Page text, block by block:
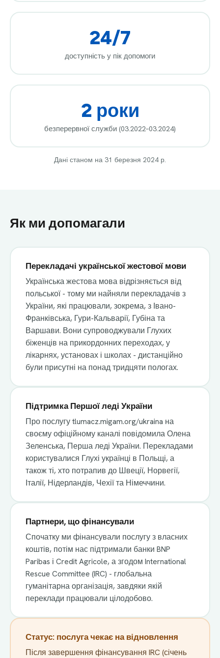
24/7
доступність у пік допомоги
2 роки
безперервної служби (03.2022–03.2024)
Дані станом на 31 березня 2024 р.
Як ми допомагали
Перекладачі української жестової мови
Українська жестова мова відрізняється від
польської - тому ми найняли перекладачів з
України, які працювали, зокрема, з Івано-
Франківська, Гури-Кальварії, Губіна та
Варшави. Вони супроводжували Глухих
біженців на прикордонних переходах, у
лікарнях, установах і школах - дистанційно
були присутні на понад тридцяти пологах.
Підтримка Першої леді України
Про послугу tlumacz.migam.org/ukraina на
своєму офіційному каналі повідомила Олена
Зеленська, Перша леді України. Перекладами
користувалися Глухі українці в Польщі, а
також ті, хто потрапив до Швеції, Норвегії,
Італії, Нідерландів, Чехії та Німеччини.
Партнери, що фінансували
Спочатку ми фінансували послугу з власних
коштів, потім нас підтримали банки BNP
Paribas і Credit Agricole, а згодом International
Rescue Committee (IRC) - глобальна
гуманітарна організація, завдяки якій
переклади працювали цілодобово.
Статус: послуга чекає на відновлення
Після завершення фінансування IRC (січень